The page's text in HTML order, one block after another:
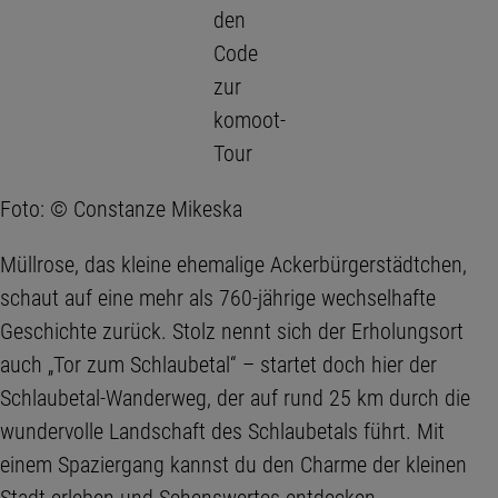
den
Code
zur
komoot-
Tour
Foto: © Constanze Mikeska
Müllrose, das kleine ehemalige Ackerbürgerstädtchen,
schaut auf eine mehr als 760-jährige wechselhafte
Geschichte zurück. Stolz nennt sich der Erholungsort
auch „Tor zum Schlaubetal“ – startet doch hier der
Schlaubetal-Wanderweg, der auf rund 25 km durch die
wundervolle Landschaft des Schlaubetals führt. Mit
einem Spaziergang kannst du den Charme der kleinen